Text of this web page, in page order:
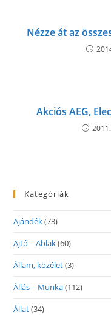
Nézze át az
Akciós AEG,
Kategóriák
Ajándék(73)
Ajtó – Ablak(60)
Állam, közélet(3)
Állás – Munka(112)
Állat(34)